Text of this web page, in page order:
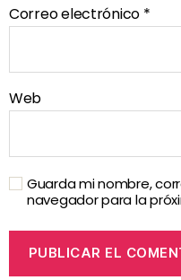
Correo electrónico *
Web
Guarda mi nombre,
navegador para la